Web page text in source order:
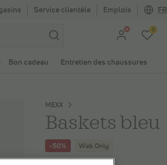
Service clientèle Emplois FR
0
Bon cadeau Entretien des chaussures
MEXX
Baskets bleu
-50% Web Only